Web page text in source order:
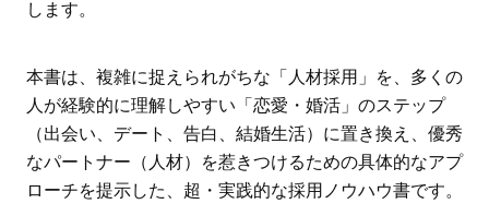
します。
本書は、複雑に捉えられがちな「人材採用」を、多くの
人が経験的に理解しやすい「恋愛・婚活」のステップ
（出会い、デート、告白、結婚生活）に置き換え、優秀
なパートナー（人材）を惹きつけるための具体的なアプ
ローチを提示した、超・実践的な採用ノウハウ書です。